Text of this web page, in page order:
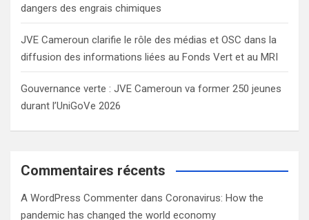
dangers des engrais chimiques
JVE Cameroun clarifie le rôle des médias et OSC dans la
diffusion des informations liées au Fonds Vert et au MRI
Gouvernance verte : JVE Cameroun va former 250 jeunes
durant l’UniGoVe 2026
Commentaires récents
A WordPress Commenter dans Coronavirus: How the
pandemic has changed the world economy